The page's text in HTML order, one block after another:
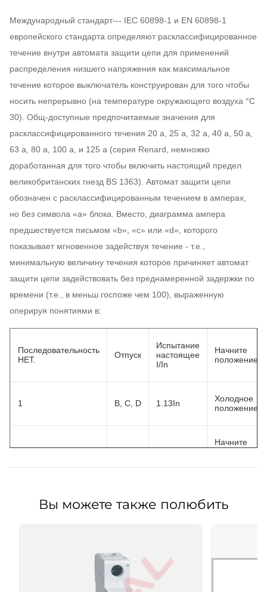
деятельностей
Механически жизнь
(O-C) отсутствие меньш
чем 20000 деятельностей
Степень предохранения IP20
Международный стандарт--- IEC 60898-1 и EN 60898-1
европейского стандарта определяют расклассифицированное
течение внутри автомата защити цепи для применений
распределения низшего напряжения как максимальное
течение которое выключатель конструирован для того чтобы
носить непрерывно (на температуре окружающего воздуха °C
30). Общ-доступные предпочитаемые значения для
расклассифицированного течения 20 a, 25 a, 32 a, 40 a, 50 a,
63 a, 80 a, 100 a, и 125 a (серия Renard, немножко
доработанная для того чтобы включить настоящий предел
великобританских гнезд BS 1363). Автомат защити цепи
обозначен с расклассифицированным течением в амперах,
но без символа «a» блока. Вместо, диаграмма ампера
предшествуется письмом «b», «c» или «d», которого
показывает мгновенное задействуя течение - т.е.,
минимальную величину течения которое причиняет автомат
защити цепи задействовать без преднамеренной задержки по
времени (т.е., в меньш госпоже чем 100), выраженную
оперируя понятиями в:
Последовательность
НЕТ.
Отпуск
Испытание
настоящее
I/In
Начните
положение
1 B, C, D 1.13In
Холодное
положение
2 B, C, D 1.45In
Начните
серийное
B
3In
Вы можете также полюбить